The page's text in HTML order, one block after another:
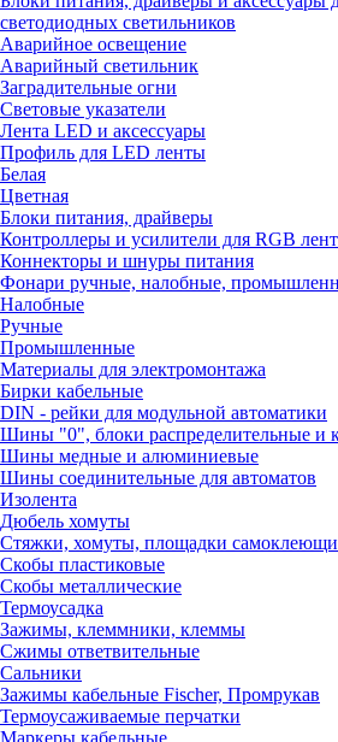
светодиодных светильников
Аварийное освещение
Аварийный светильник
Заградительные огни
Световые указатели
Лента LED и аксессуары
Профиль для LED ленты
Белая
Цветная
Блоки питания, драйверы
Контроллеры и усилители для RGB
Коннекторы и шнуры питания
Фонари ручные, налобные,
Налобные
Ручные
Промышленные
Материалы для электромонтажа
Бирки кабельные
DIN - рейки для модульной автоматики
Шины "0", блоки распределительные и
Шины медные и алюминиевые
Шины соединительные для автоматов
Изолента
Дюбель хомуты
Стяжки, хомуты, площадки
Скобы пластиковые
Скобы металлические
Термоусадка
Зажимы, клеммники, клеммы
Сжимы ответвительные
Сальники
Зажимы кабельные Fischer, Промрукав
Термоусаживаемые перчатки
Маркеры кабельные